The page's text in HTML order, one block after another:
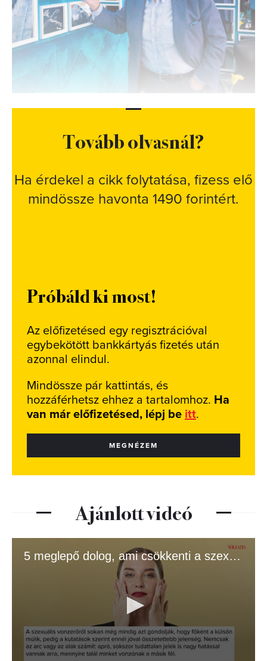
Tovább olvasnál?
Ha érdekel a cikk folytatása, fizess elő
mindössze havonta 1490 forintért.
Próbáld ki most!
Az előfizetésed egy regisztrációval
egybekötött bankkártyás fizetés után
azonnal elindul.
Mindössze pár kattintás, és
hozzáférhetsz ehhez a tartalomhoz. Ha
van már előfizetésed, lépj be itt.
MEGNÉZEM
Ajánlott videó
5 meglepő dolog, ami csökkenti a szexuális vonzerőt